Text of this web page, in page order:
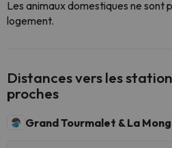
Les animaux domestiques ne sont
logement.
Distances vers les
proches
Grand Tourmalet & La